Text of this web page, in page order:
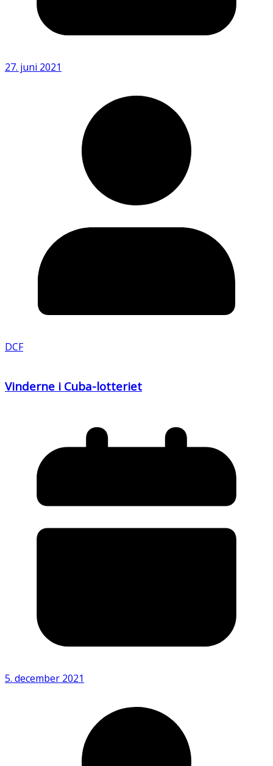
27. juni 2021
DCF
Vinderne i Cuba-lotteriet
5. december 2021